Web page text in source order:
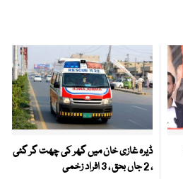
ڈیرہ غازی خان میں گھر کی چھت گر گئی
، 2 جاں بحق ، 3 افراد زخمی